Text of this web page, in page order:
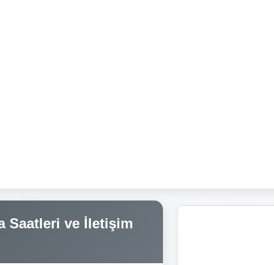
Saatleri ve İletişim